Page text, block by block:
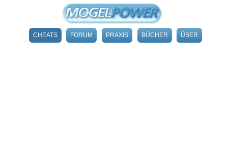
CHEATS FORUM PRAXIS BÜCHER ÜBER